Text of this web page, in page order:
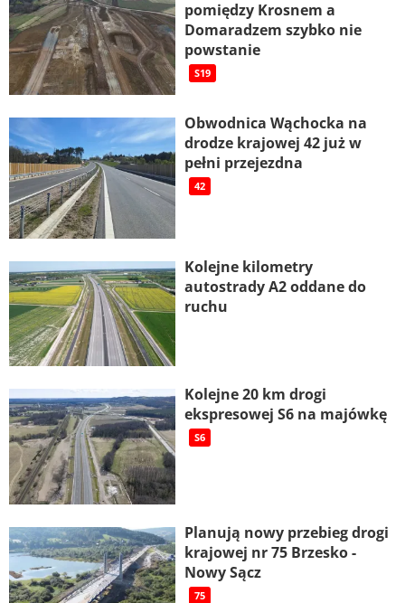
pomiędzy Krosnem a
Domaradzem szybko nie
powstanie
S19
Obwodnica Wąchocka na
drodze krajowej 42 już w
pełni przejezdna
42
Kolejne kilometry
autostrady A2 oddane do
ruchu
Kolejne 20 km drogi
ekspresowej S6 na majówkę
S6
Planują nowy przebieg drogi
krajowej nr 75 Brzesko -
Nowy Sącz
75